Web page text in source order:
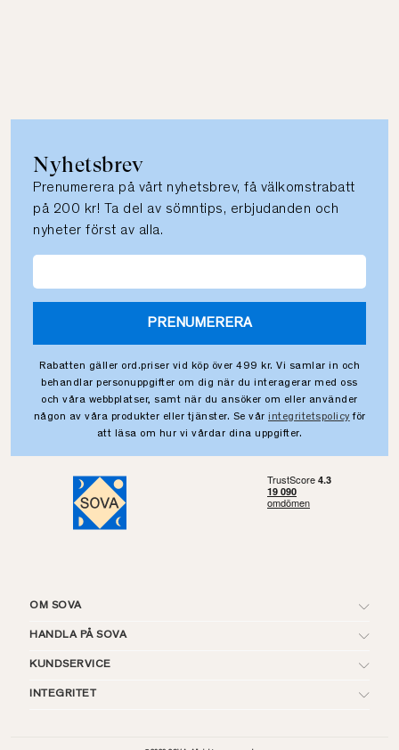
Nyhetsbrev
Prenumerera på vårt nyhetsbrev, få välkomstrabatt
på 200 kr! Ta del av sömntips, erbjudanden och
nyheter först av alla.
PRENUMERERA
Rabatten gäller ord.priser vid köp över 499 kr. Vi samlar in och
behandlar personuppgifter om dig när du interagerar med oss
och våra webbplatser, samt när du ansöker om eller använder
någon av våra produkter eller tjänster. Se vår integritetspolicy för
att läsa om hur vi vårdar dina uppgifter.
OM SOVA
HANDLA PÅ SOVA
KUNDSERVICE
INTEGRITET